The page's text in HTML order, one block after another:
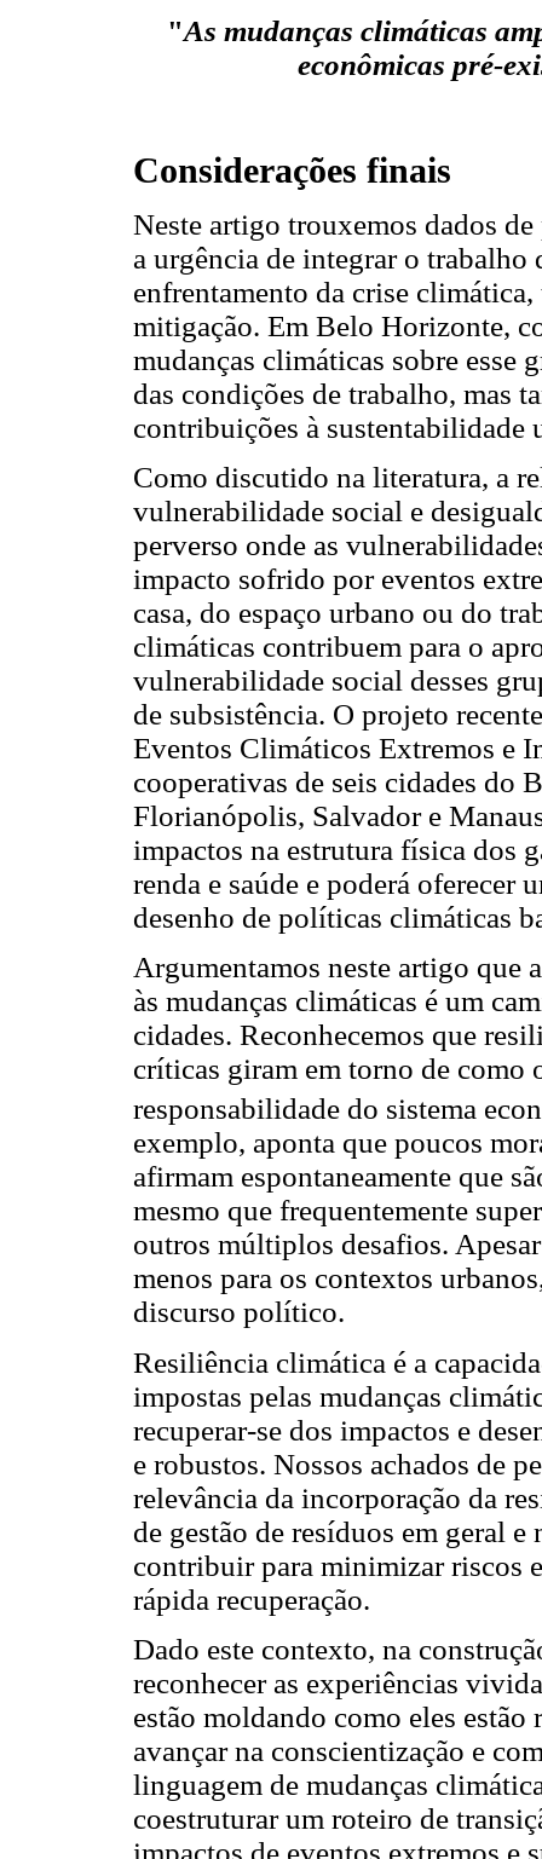
"As mudanças climáticas
econômicas pré-
Considerações finais
Neste artigo trouxemos dados
a urgência de integrar o trabalho
enfrentamento da crise
mitigação. Em Belo Horizonte,
mudanças climáticas sobre esse
das condições de trabalho, mas
contribuições à sustentabilidade
Como discutido na literatura, a
vulnerabilidade social e
perverso onde as
impacto sofrido por eventos
casa, do espaço urbano ou do
climáticas contribuem para o
vulnerabilidade social desses
de subsistência. O projeto
Eventos Climáticos Extremos e
cooperativas de seis cidades
Florianópolis, Salvador e
impactos na estrutura física dos
renda e saúde e poderá oferecer
desenho de políticas climáticas
Argumentamos neste artigo que
às mudanças climáticas é um
cidades. Reconhecemos que
críticas giram em torno de como
responsabilidade do sistema
exemplo, aponta que poucos
afirmam espontaneamente que
mesmo que frequentemente
outros múltiplos desafios.
menos para os contextos
discurso político.
Resiliência climática é a
impostas pelas mudanças
recuperar-se dos impactos e
e robustos. Nossos achados de
relevância da incorporação da
de gestão de resíduos em geral
contribuir para minimizar riscos
rápida recuperação.
Dado este contexto, na
reconhecer as experiências
estão moldando como eles
avançar na conscientização e
linguagem de mudanças
coestruturar um roteiro de
impactos de eventos extremos e